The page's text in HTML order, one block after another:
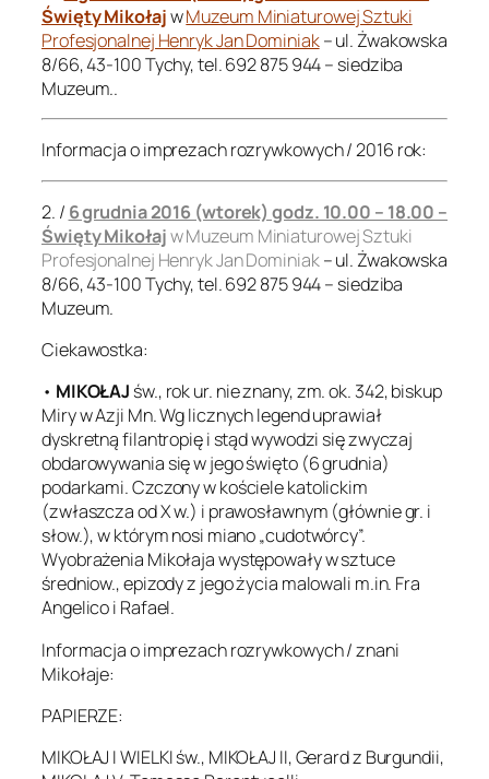
Święty MikołajwMuzeum Miniaturowej Sztuki
Profesjonalnej Henryk Jan Dominiak– ul. Żwakowska
8/66, 43-100 Tychy, tel. 692 875 944 – siedziba
Muzeum..
Informacja o imprezach rozrywkowych / 2016 rok:
2. / 6 grudnia 2016 (wtorek) godz. 10.00 – 18.00 –
Święty Mikołajw Muzeum Miniaturowej Sztuki
Profesjonalnej Henryk Jan Dominiak– ul. Żwakowska
8/66, 43-100 Tychy, tel. 692 875 944 – siedziba
Muzeum.
Ciekawostka:
• MIKOŁAJ św., rok ur. nie znany, zm. ok. 342, biskup
Miry w Azji Mn. Wg licznych legend uprawiał
dyskretną filantropię i stąd wywodzi się zwyczaj
obdarowywania się w jego święto (6 grudnia)
podarkami. Czczony w kościele katolickim
(zwłaszcza od X w.) i prawosławnym (głównie gr. i
słow.), w którym nosi miano „cudotwórcy”.
Wyobrażenia Mikołaja występowały w sztuce
średniow., epizody z jego życia malowali m.in. Fra
Angelico i Rafael.
Informacja o imprezach rozrywkowych / znani
Mikołaje:
PAPIERZE:
MIKOŁAJ I WIELKI św., MIKOŁAJ II, Gerard z Burgundii,